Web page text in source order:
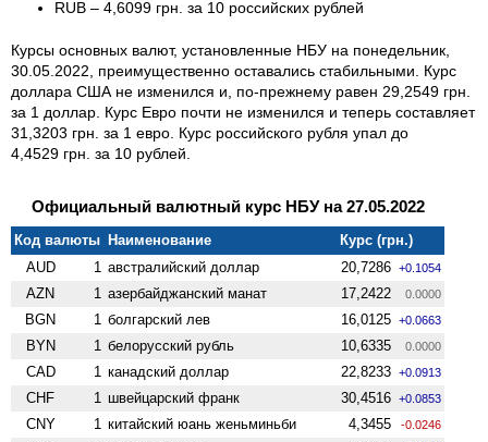
RUB – 4,6099 грн. за 10 российских рублей
Курсы основных валют, установленные НБУ на понедельник,
30.05.2022, преимущественно оставались стабильными. Курс
доллара США не изменился и, по-прежнему равен 29,2549 грн.
за 1 доллар. Курс Евро почти не изменился и теперь составляет
31,3203 грн. за 1 евро. Курс российского рубля упал до
4,4529 грн. за 10 рублей.
Официальный валютный курс НБУ на 27.05.2022
Код валюты Наименование
Курс (грн.)
AUD
1 австралийский доллар 20,7286 +0.1054
AZN 1 азербайджанский манат 17,2422 0.0000
BGN 1 болгарский лев 16,0125 +0.0663
BYN 1 белорусский рубль 10,6335 0.0000
CAD 1 канадский доллар 22,8233 +0.0913
CHF 1 швейцарский франк 30,4516 +0.0853
CNY 1 китайский юань женьминьби 4,3455 -0.0246